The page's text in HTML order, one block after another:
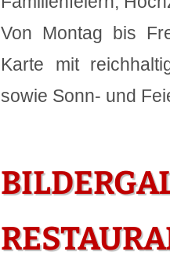
Von Montag bis
Karte mit
sowie Sonn- und